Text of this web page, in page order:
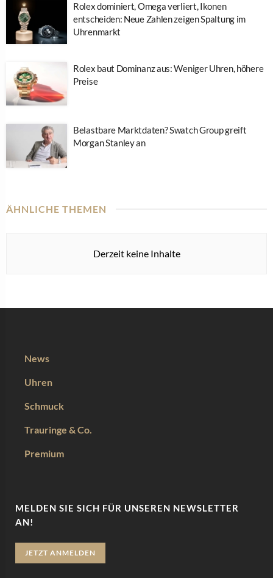
Rolex dominiert, Omega verliert, Ikonen
entscheiden: Neue Zahlen zeigen Spaltung im
Uhrenmarkt
Rolex baut Dominanz aus: Weniger Uhren, höhere
Preise
Belastbare Marktdaten? Swatch Group greift
Morgan Stanley an
ÄHNLICHE THEMEN
Derzeit keine Inhalte
News
Uhren
Schmuck
Trauringe & Co.
Premium
MELDEN SIE SICH FÜR UNSEREN NEWSLETTER
AN!
JETZT ANMELDEN